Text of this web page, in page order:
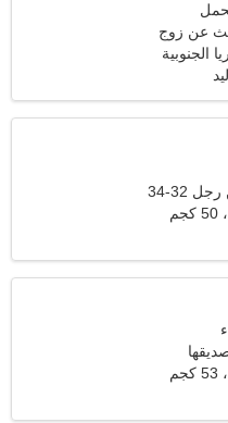
عن زوج
32-34
175 سم (5'9")، 50 كجم
167 سم (5'6")، 53 كجم